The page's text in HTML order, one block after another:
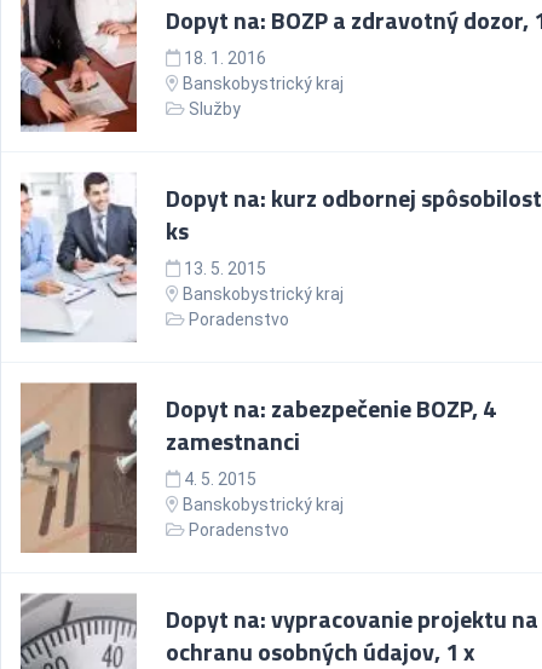
Dopyt na: BOZP a zdravotný dozor,
18. 1. 2016
Banskobystrický kraj
Služby
Dopyt na: kurz odbornej
ks
13. 5. 2015
Banskobystrický kraj
Poradenstvo
Dopyt na: zabezpečenie BOZP, 4
zamestnanci
4. 5. 2015
Banskobystrický kraj
Poradenstvo
Dopyt na: vypracovanie projektu na
ochranu osobných údajov, 1 x